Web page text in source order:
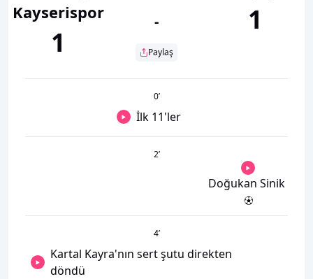
Kayserispor
1
-
Paylaş
1
0’
İlk 11'ler
2’
Doğukan Sinik
4’
Kartal Kayra'nın sert şutu direkten
döndü